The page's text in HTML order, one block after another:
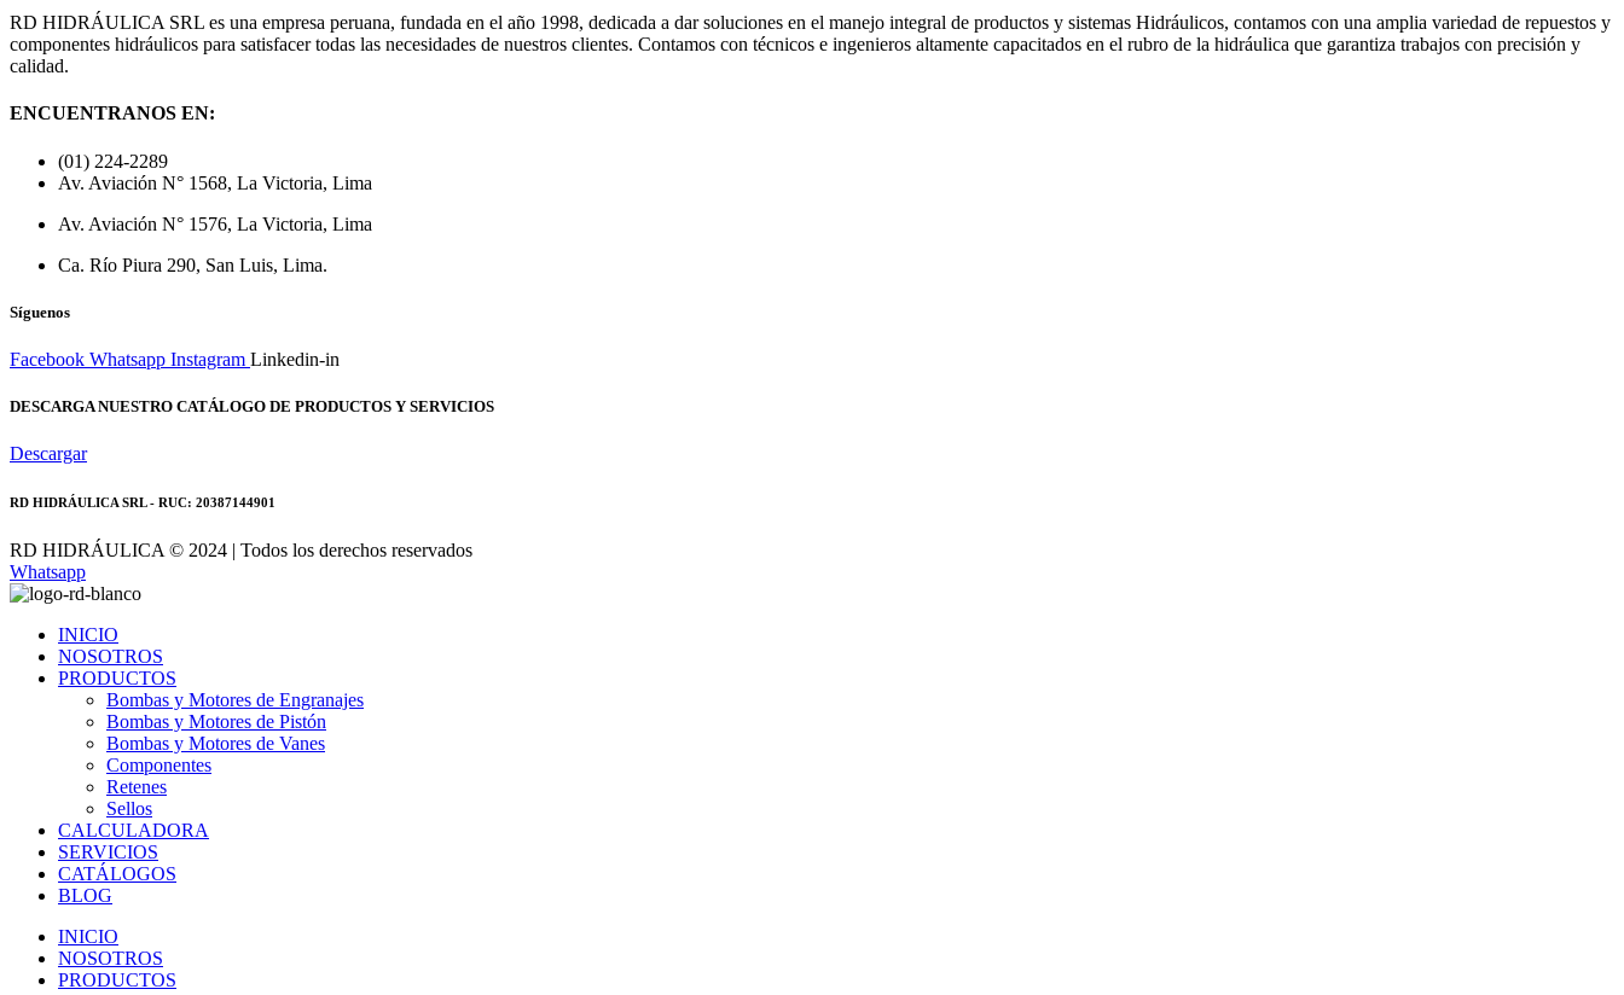
RD HIDRÁULICA SRL es una empresa peruana, fundada en el año 1998, dedicada a dar soluciones en el manejo integral de productos y sistemas Hidráulicos, contamos con una amplia variedad de repuestos y
componentes hidráulicos para satisfacer todas las necesidades de nuestros clientes. Contamos con técnicos e ingenieros altamente capacitados en el rubro de la hidráulica que garantiza trabajos con precisión y
calidad.
ENCUENTRANOS EN:
(01) 224-2289
Av. Aviación N° 1568, La Victoria, Lima
Av. Aviación N° 1576, La Victoria, Lima
Ca. Río Piura 290, San Luis, Lima.
Síguenos
Facebook Whatsapp Instagram Linkedin-in
DESCARGA NUESTRO CATÁLOGO DE PRODUCTOS Y SERVICIOS
Descargar
RD HIDRÁULICA SRL - RUC: 20387144901
RD HIDRÁULICA © 2024 | Todos los derechos reservados
Whatsapp
INICIO
NOSOTROS
PRODUCTOS
Bombas y Motores de Engranajes
Bombas y Motores de Pistón
Bombas y Motores de Vanes
Componentes
Retenes
Sellos
CALCULADORA
SERVICIOS
CATÁLOGOS
BLOG
INICIO
NOSOTROS
PRODUCTOS